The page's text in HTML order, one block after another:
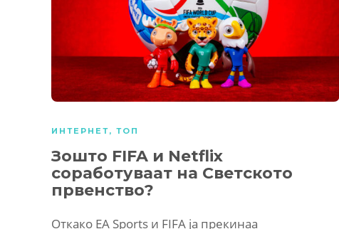
ИНТЕРНЕТ, ТОП
Зошто FIFA и Netflix
соработуваат на Светското
првенство?
Откако EA Sports и FIFA ја прекинаа